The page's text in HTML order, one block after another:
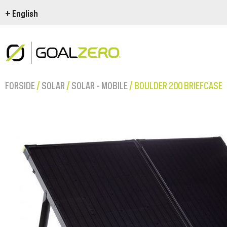
+ English
Goal Zero En Route
The Goal Zero Basics
Ode to the road
Wattage,
FORSIDE/SOLAR/SOLAR - MOBILE/ BOULDER 200 BRIEFCASE